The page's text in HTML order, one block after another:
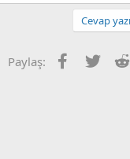
a
h
i
Cevap
Paylaş: Facebook